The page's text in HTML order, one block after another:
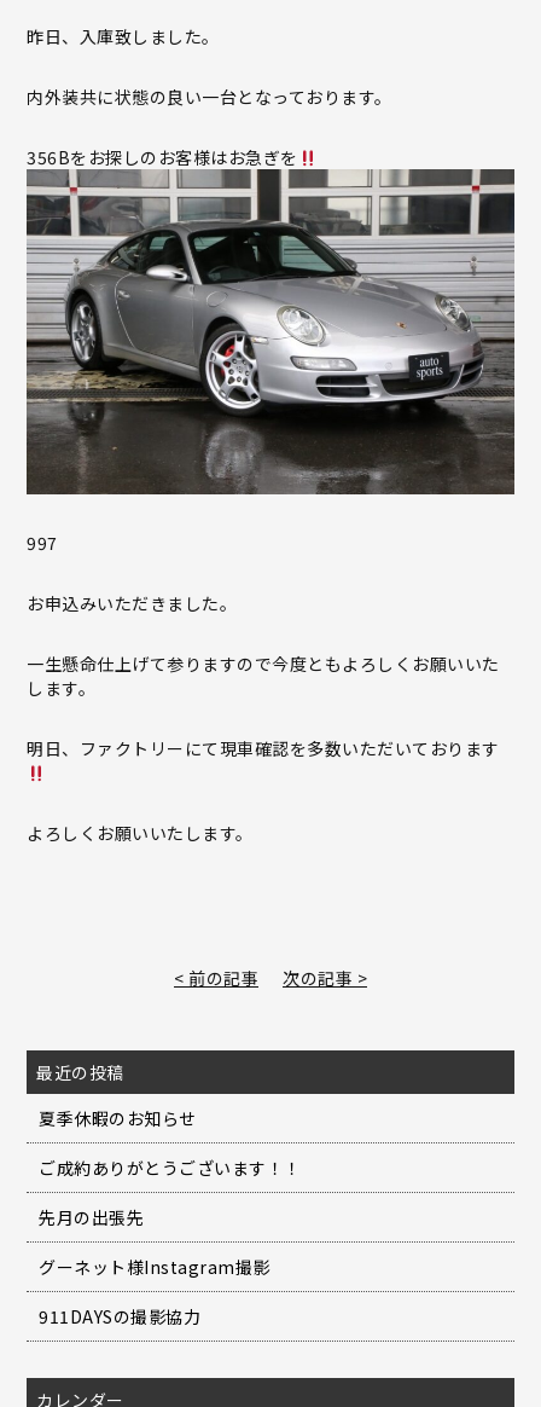
昨日、入庫致しました。
内外装共に状態の良い一台となっております。
356Bをお探しのお客様はお急ぎを
997
お申込みいただきました。
一生懸命仕上げて参りますので今度ともよろしくお願いいた
します。
明日、ファクトリーにて現車確認を多数いただいております
よろしくお願いいたします。
< 前の記事 次の記事 >
最近の投稿
夏季休暇のお知らせ
ご成約ありがとうございます！！
先月の出張先
グーネット様Instagram撮影
911DAYSの撮影協力
カレンダー